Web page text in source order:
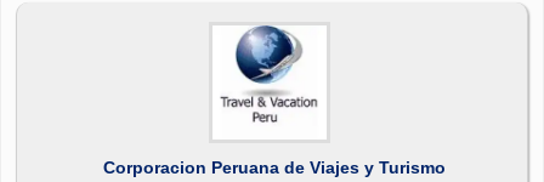
Corporacion Peruana de Viajes y Turismo